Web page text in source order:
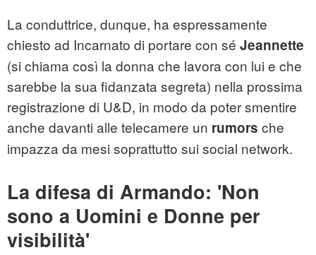
La conduttrice, dunque, ha espressamente
chiesto ad Incarnato di portare con sé Jeannette
(si chiama così la donna che lavora con lui e che
sarebbe la sua fidanzata segreta) nella prossima
registrazione di U&D, in modo da poter smentire
anche davanti alle telecamere un rumors che
impazza da mesi soprattutto sui social network.
La difesa di Armando: 'Non
sono a Uomini e Donne per
visibilità'